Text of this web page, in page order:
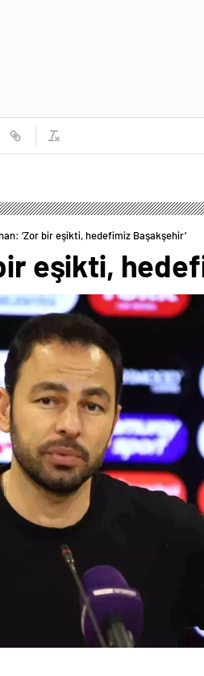
‘Zor bir eşikti, hedefimiz Başakşehir’
eşikti,